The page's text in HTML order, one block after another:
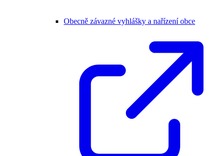
Obecně závazné vyhlášky a nařízení obce